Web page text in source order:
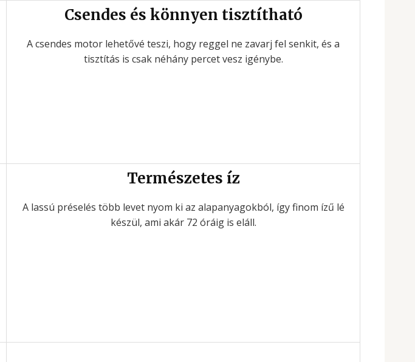
Csendes és könnyen tisztítható
A csendes motor lehetővé teszi, hogy reggel ne zavarj fel senkit, és a
tisztítás is csak néhány percet vesz igénybe.
Természetes íz
A lassú préselés több levet nyom ki az alapanyagokból, így finom ízű lé
készül, ami akár 72 óráig is eláll.